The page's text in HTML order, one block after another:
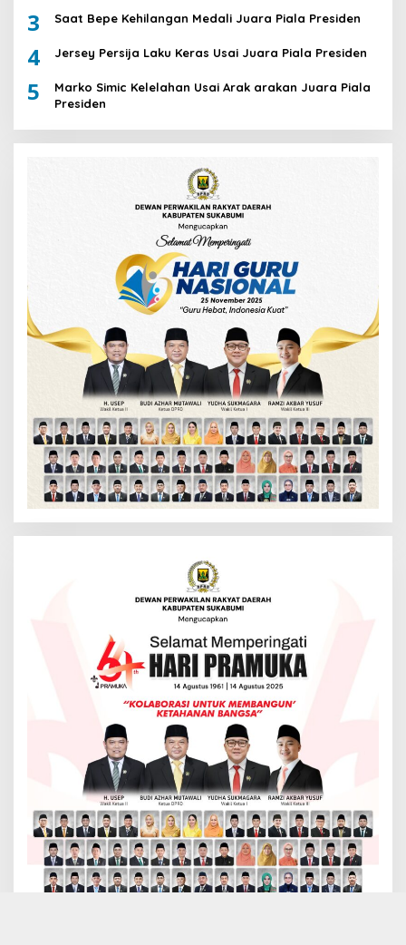
3 Saat Bepe Kehilangan Medali Juara Piala Presiden
4 Jersey Persija Laku Keras Usai Juara Piala Presiden
5
Marko Simic Kelelahan Usai Arak arakan Juara Piala
Presiden